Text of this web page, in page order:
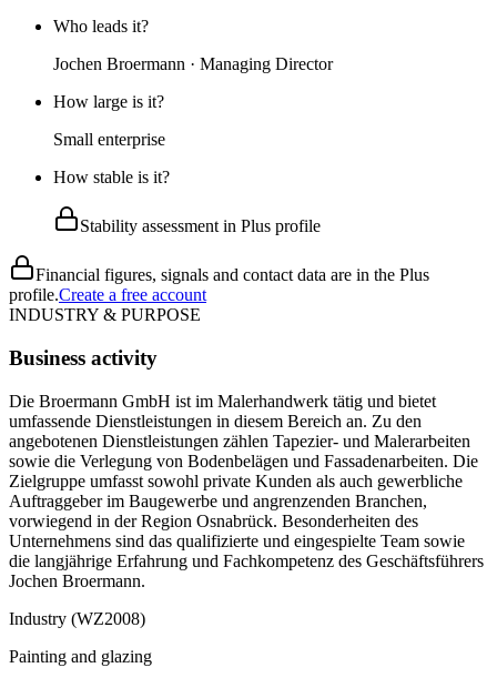
Who leads it?
Jochen Broermann · Managing Director
How large is it?
Small enterprise
How stable is it?
Stability assessment in Plus profile
Financial figures, signals and contact data are in the Plus
profile.Create a free account
INDUSTRY & PURPOSE
Business activity
Die Broermann GmbH ist im Malerhandwerk tätig und bietet
umfassende Dienstleistungen in diesem Bereich an. Zu den
angebotenen Dienstleistungen zählen Tapezier- und Malerarbeiten
sowie die Verlegung von Bodenbelägen und Fassadenarbeiten. Die
Zielgruppe umfasst sowohl private Kunden als auch gewerbliche
Auftraggeber im Baugewerbe und angrenzenden Branchen,
vorwiegend in der Region Osnabrück. Besonderheiten des
Unternehmens sind das qualifizierte und eingespielte Team sowie
die langjährige Erfahrung und Fachkompetenz des Geschäftsführers
Jochen Broermann.
Industry (WZ2008)
Painting and glazing